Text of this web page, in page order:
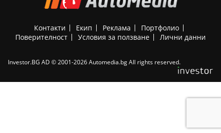
Контакти Екип Реклама
Портфолио
Поверителност
Условия за ползване Лични данни
Investor.BG AD © 2001-2026 Automedia.bg All rights reserved.